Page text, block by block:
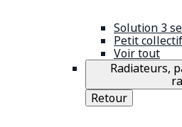
Solution 3
Petit collectif
Voir tout
Radiateurs,
Retour